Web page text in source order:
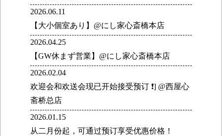
2026.06.11
【大小個室あり】@にし家心斎橋本店
2026.04.25
【GW休まず営業】@にし家心斎橋本店
2026.02.04
欢迎会和欢送会现已开始接受预订 ❗] @西屋心
斋桥总店
2026.01.15
从二月份起，可通过预订享受优惠价格！